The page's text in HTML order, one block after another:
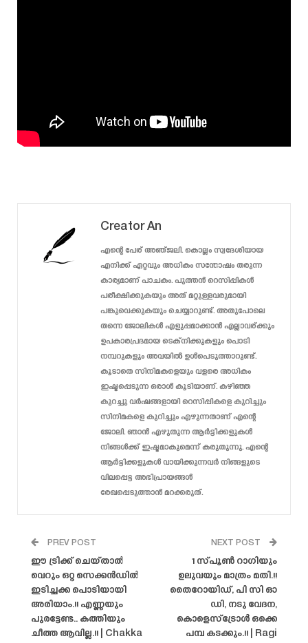
Creator An
എന്റെ പേര് അഞ്ജലി. കൊല്ലം സ്വദേശിയായ
എനിക്ക് ഏറ്റവും അധികം സന്തോഷം തരുന്ന
കാര്യമാണ് പാചകം. പുത്തൻ റെസിപ്പികൾ
പരീക്ഷിക്കുകയും അത് മറ്റുള്ളവരുമായി
പങ്കുവെക്കുകയും ചെയ്യാറുണ്ട്. അതുപോലെ
തന്നെ ജോലികൾ എളുപ്പമാക്കാൻ എല്ലാവര്ക്കും
ഉപകാരപ്രദമായ ടെക്‌നിക്കുകളും പൊടി
നമ്പറുകളും അവയിൽ ഉൾപെടുത്താറുണ്ട്.
കൂടാതെ സിനിമകളെയും വളരെ അധികം
ഇഷ്ടപ്പെടുന്ന ഒരാൾ കൂടിയാണ്. കഴിഞ്ഞ
കുറച്ചു വർഷങ്ങളായി റെസിപ്പികളെ കുറിച്ചും
സിനിമകളെ കുറിച്ചും എഴുന്നതാണ് എന്റെ
ജോലി. ഞാൻ എഴുതുന്ന ആർട്ടിക്കളുകൾ
നിങ്ങൾക്ക് ഇഷ്ടമാകുമെന്ന് കരുതുന്നു. എന്റെ
ആർട്ടിക്കളുകൾ വായിക്കുന്നവർ നിങ്ങളുടെ
വിലപ്പെട്ട അഭിപ്രായങ്ങൾ
രേഖപ്പെടുത്താൻ മറക്കരുത്.
PREV POST
ഈ ട്രിക്ക് ചെയ്‌താൽ
വെറും ഒറ്റ സെക്കൻഡിൽ
ഇടിച്ചക്ക പൊടിയായി
അരിയാം.!! എണ്ണയും
പുരട്ടേണ്ട.. കത്തിയും
ചീത്ത ആവില്ല.!! | Chakka
NEXT POST
1 സ്പൂൺ റാഗിയും
ഉലുവയും മാത്രം മതി.!!
തൈറോയിഡ്, പി സി ഓ
ഡി, നടു വേദന,
കൊളെസ്ട്രോൾ ഒക്കെ
പമ്പ കടക്കും.!! | Ragi